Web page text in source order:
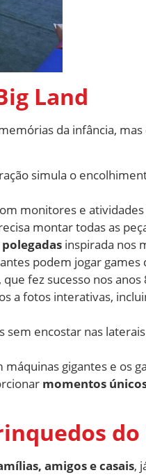
Land
da infância,
simula o
monitores e
montar todas as
polegadas inspirada nos
podem jogar games
fez sucesso nos
a fotos interativas,
sem encostar nas
gigantes e os
momentos
do
amigos e casais,